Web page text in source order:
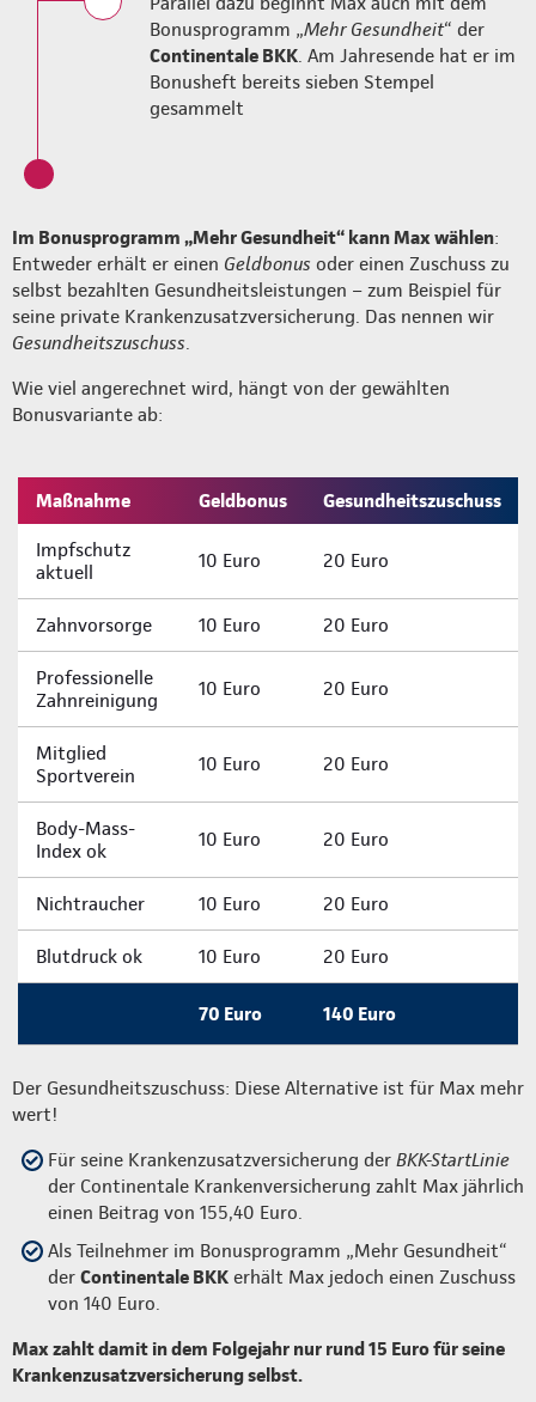
Bonusprogramm „Mehr Gesundheit“ der
Continentale BKK . Am Jahresende hat er im
Bonusheft bereits sieben Stempel
gesammelt
Im Bonusprogramm „Mehr Gesundheit“ kann Max wählen:
Entweder erhält er einen Geldbonus oder einen Zuschuss zu
selbst bezahlten Gesundheitsleistungen – zum Beispiel für
seine private Krankenzusatzversicherung. Das nennen wir
Gesundheitszuschuss
Wie viel angerechnet wird, hängt von der gewählten
Bonusvariante ab:
Maßnahme Geldbonus Gesundheitszuschuss
Impfschutz
aktuell
10 Euro 20 Euro
Zahnvorsorge 10 Euro 20 Euro
Professionelle
Zahnreinigung
10 Euro 20 Euro
Mitglied
Sportverein
10 Euro 20 Euro
Body-Mass-
Index ok
10 Euro 20 Euro
Nichtraucher 10 Euro 20 Euro
Blutdruck ok 10 Euro 20 Euro
70 Euro 140 Euro
Der Gesundheitszuschuss: Diese Alternative ist für Max mehr
wert!
Für seine Krankenzusatzversicherung der BKK-StartLinie
der Continentale Krankenversicherung zahlt Max jährlich
einen Beitrag von 155,40 Euro.
Als Teilnehmer im Bonusprogramm „Mehr Gesundheit“
der Continentale BKK erhält Max jedoch einen Zuschuss
von 140 Euro.
Max zahlt damit in dem Folgejahr nur rund 15 Euro für seine
Krankenzusatzversicherung selbst.